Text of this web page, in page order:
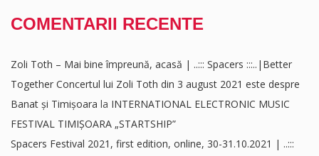
COMENTARII RECENTE
Zoli Toth – Mai bine împreună, acasă | ..::: Spacers :::..|Better
Together Concertul lui Zoli Toth din 3 august 2021 este despre
Banat și Timișoara la INTERNATIONAL ELECTRONIC MUSIC
FESTIVAL TIMIȘOARA „STARTSHIP”
Spacers Festival 2021, first edition, online, 30-31.10.2021 | ..:::